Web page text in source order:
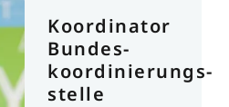
Koordinator
Bundes­
koordinierungs­
stelle